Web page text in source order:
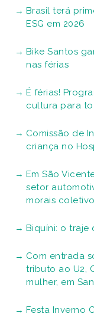
Brasil terá
ESG em 2026
Bike Santos
nas férias
É férias!
cultura para
Comissão de
criança no
Em São
setor
morais
Biquíni: o traje
Com entrada
tributo ao U2,
mulher, em
Festa Inverno